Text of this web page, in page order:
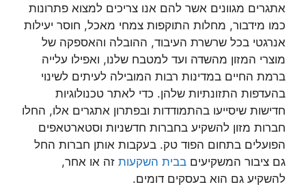
אתגרים מגוונים אשר להם אנו צריכים למצוא פתרונות
כמו מידבור, מחלות התוקפות צמחי מאכל, חוסר יעילות
אנרגטי בכל שרשרת העיבוד, ההובלה והאספקה של
מוצרי המזון מהשדה ועד למטבח שלנו, ואפילו עלייה
ברמת החיים במדינות רבות המובילה לעיתים לשינוי
בהעדפות התזונתיות שלהן. כדי לאתר טכנולוגיות
חדישות שיסייעו בהתמודדות ובפתרון אתגרים אלו, החלו
חברות מזון להשקיע בחברות חדשניות וסטארטאפים
הפועלים בתחום הפוד טק. בעקבות אותן חברות החל
גם ציבור המשקיעים בבית השקעות זה או אחר,
להשקיע גם הוא בעסקים דומים.